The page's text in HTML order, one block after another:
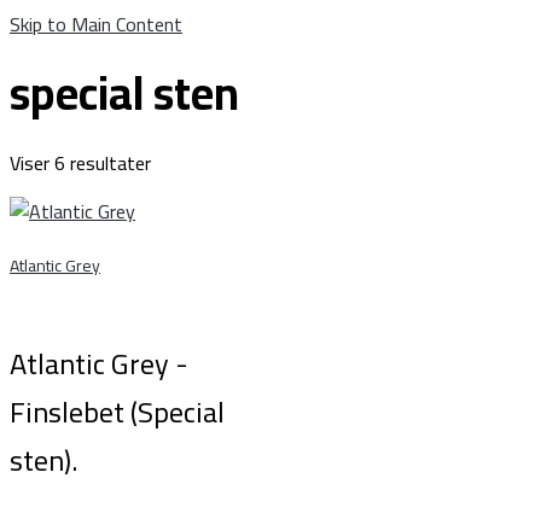
Skip to Main Content
special sten
Viser 6 resultater
Atlantic Grey
Atlantic Grey -
Finslebet (Special
sten).